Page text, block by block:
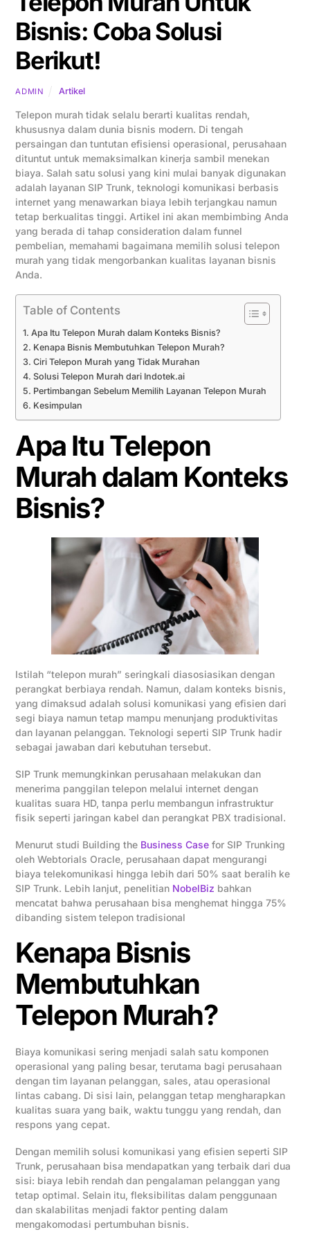
Bisnis: Coba Solusi
Berikut!
ADMIN Artikel
Telepon murah tidak selalu berarti kualitas rendah,
khususnya dalam dunia bisnis modern. Di tengah
persaingan dan tuntutan efisiensi operasional, perusahaan
dituntut untuk memaksimalkan kinerja sambil menekan
biaya. Salah satu solusi yang kini mulai banyak digunakan
adalah layanan SIP Trunk, teknologi komunikasi berbasis
internet yang menawarkan biaya lebih terjangkau namun
tetap berkualitas tinggi. Artikel ini akan membimbing Anda
yang berada di tahap consideration dalam funnel
pembelian, memahami bagaimana memilih solusi telepon
murah yang tidak mengorbankan kualitas layanan bisnis
Anda.
Table of Contents
Apa Itu Telepon Murah dalam Konteks Bisnis?
Kenapa Bisnis Membutuhkan Telepon Murah?
Ciri Telepon Murah yang Tidak Murahan
Solusi Telepon Murah dari Indotek.ai
Pertimbangan Sebelum Memilih Layanan Telepon Murah
Kesimpulan
Apa Itu Telepon
Murah dalam Konteks
Bisnis?
Istilah “telepon murah” seringkali diasosiasikan dengan
perangkat berbiaya rendah. Namun, dalam konteks bisnis,
yang dimaksud adalah solusi komunikasi yang efisien dari
segi biaya namun tetap mampu menunjang produktivitas
dan layanan pelanggan. Teknologi seperti SIP Trunk hadir
sebagai jawaban dari kebutuhan tersebut.
SIP Trunk memungkinkan perusahaan melakukan dan
menerima panggilan telepon melalui internet dengan
kualitas suara HD, tanpa perlu membangun infrastruktur
fisik seperti jaringan kabel dan perangkat PBX tradisional.
Menurut studi Building the Business Case for SIP Trunking
oleh Webtorials Oracle, perusahaan dapat mengurangi
biaya telekomunikasi hingga lebih dari 50% saat beralih ke
SIP Trunk. Lebih lanjut, penelitian NobelBiz bahkan
mencatat bahwa perusahaan bisa menghemat hingga 75%
dibanding sistem telepon tradisional
Kenapa Bisnis
Membutuhkan
Telepon Murah?
Biaya komunikasi sering menjadi salah satu komponen
operasional yang paling besar, terutama bagi perusahaan
dengan tim layanan pelanggan, sales, atau operasional
lintas cabang. Di sisi lain, pelanggan tetap mengharapkan
kualitas suara yang baik, waktu tunggu yang rendah, dan
respons yang cepat.
Dengan memilih solusi komunikasi yang efisien seperti SIP
Trunk, perusahaan bisa mendapatkan yang terbaik dari dua
sisi: biaya lebih rendah dan pengalaman pelanggan yang
tetap optimal. Selain itu, fleksibilitas dalam penggunaan
dan skalabilitas menjadi faktor penting dalam
mengakomodasi pertumbuhan bisnis.